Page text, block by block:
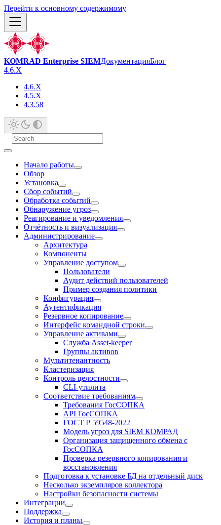
Перейти к основному содержимому
KOMRAD Enterprise SIEMДокументацияБлог
4.6.X
4.6.X
4.5.X
4.3.58
Начало работы
Обзор
Установка
Сбор событий
Обработка событий
Обнаружение угроз
Реагирование и уведомления
Отчётность и визуализация
Администрирование
Архитектура
Компоненты
Управление доступом
Пользователи
Аудит действий пользователей
Пример создания политики
Конфигурация
Аутентификация
Резервное копирование
Интерфейс командной строки
Управление активами
Служба Asset-keeper
Группы активов
Мультитенантность
Кластеризация
Контроль целостности
CLI-утилита
Соответствие требованиям
Требования ГосСОПКА
API ГосСОПКА
ГОСТ Р 59548-2022
Модель угроз для SIEM КОМРАД
Организация защищенного обмена с
ГосСОПКА
Проверка резервного копирования и
восстановления
Подготовка к установке БД на отдельный диск
Несколько экземпляров коллектора
Настройки безопасности системы
Интеграции
Поддержка
История и планы